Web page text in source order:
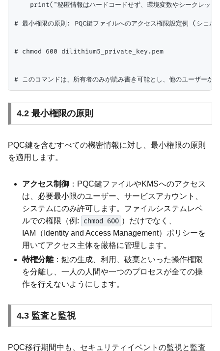
print("秘匿情報はハードコードせず、環境変数やシークレット
# 最小権限の原則: PQC鍵ファイルへのアクセス権限設定例 (シェル
# chmod 600 dilithium5_private_key.pem
4.2 最小権限の原則
PQC鍵を含むすべての機密情報に対し、最小権限の原則
を適用します。
アクセス制御 ：PQC鍵ファイルやKMSへのアクセス
は、必要最小限のユーザー、サービスアカウント、
システムにのみ許可します。ファイルシステムレベ
ルでの権限（例:
chmod 600 ）だけでなく、
IAM（Identity and Access Management）ポリシーを
用いてアクセス主体を厳格に管理します。
特権分離：鍵の生成、利用、破棄といった操作権限
を分離し、一人の人間や一つのプロセスが全ての操
作を行えないようにします。
4.3 監査と監視
PQC移行期間中も、セキュリティイベントの監視と監査